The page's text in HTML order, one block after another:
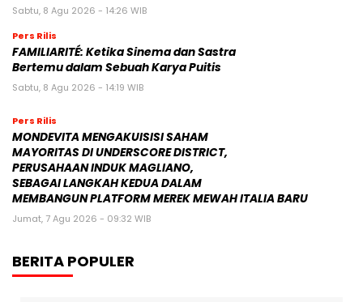
Sabtu, 8 Agu 2026 - 14:26 WIB
Pers Rilis
FAMILIARITÉ: Ketika Sinema dan Sastra
Bertemu dalam Sebuah Karya Puitis
Sabtu, 8 Agu 2026 - 14:19 WIB
Pers Rilis
MONDEVITA MENGAKUISISI SAHAM
MAYORITAS DI UNDERSCORE DISTRICT,
PERUSAHAAN INDUK MAGLIANO,
SEBAGAI LANGKAH KEDUA DALAM
MEMBANGUN PLATFORM MEREK MEWAH ITALIA BARU
Jumat, 7 Agu 2026 - 09:32 WIB
BERITA POPULER